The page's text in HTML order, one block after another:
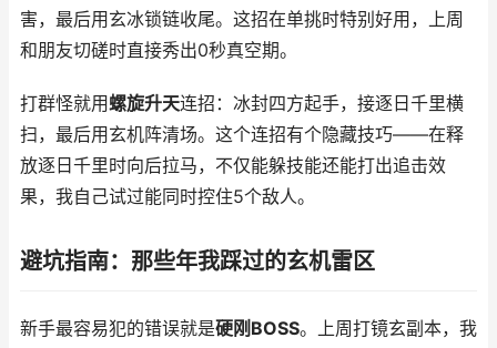
害，最后用玄冰锁链收尾。这招在单挑时特别好用，上周
和朋友切磋时直接秀出0秒真空期。
打群怪就用螺旋升天连招：冰封四方起手，接逐日千里横
扫，最后用玄机阵清场。这个连招有个隐藏技巧——在释
放逐日千里时向后拉马，不仅能躲技能还能打出追击效
果，我自己试过能同时控住5个敌人。
避坑指南：那些年我踩过的玄机雷区
新手最容易犯的错误就是硬刚BOSS。上周打镜玄副本，我